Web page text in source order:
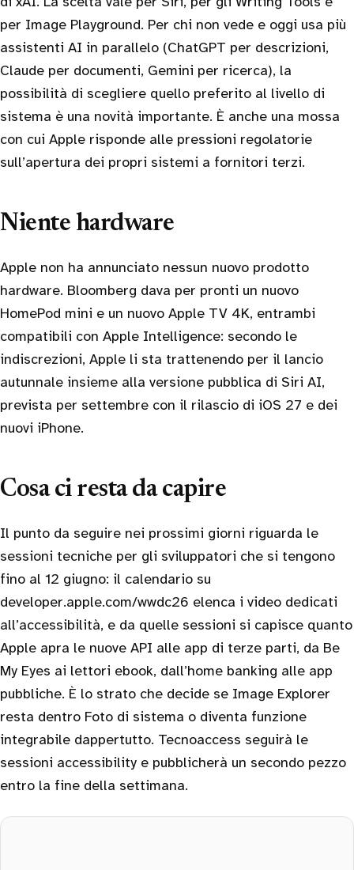
per Image Playground. Per chi non vede e oggi usa più
assistenti AI in parallelo (ChatGPT per descrizioni,
Claude per documenti, Gemini per ricerca), la
possibilità di scegliere quello preferito al livello di
sistema è una novità importante. È anche una mossa
con cui Apple risponde alle pressioni regolatorie
sull’apertura dei propri sistemi a fornitori terzi.
Niente hardware
Apple non ha annunciato nessun nuovo prodotto
hardware. Bloomberg dava per pronti un nuovo
HomePod mini e un nuovo Apple TV 4K, entrambi
compatibili con Apple Intelligence: secondo le
indiscrezioni, Apple li sta trattenendo per il lancio
autunnale insieme alla versione pubblica di Siri AI,
prevista per settembre con il rilascio di iOS 27 e dei
nuovi iPhone.
Cosa ci resta da capire
Il punto da seguire nei prossimi giorni riguarda le
sessioni tecniche per gli sviluppatori che si tengono
fino al 12 giugno: il calendario su
developer.apple.com/wwdc26 elenca i video dedicati
all’accessibilità, e da quelle sessioni si capisce quanto
Apple apra le nuove API alle app di terze parti, da Be
My Eyes ai lettori ebook, dall’home banking alle app
pubbliche. È lo strato che decide se Image Explorer
resta dentro Foto di sistema o diventa funzione
integrabile dappertutto. Tecnoaccess seguirà le
sessioni accessibility e pubblicherà un secondo pezzo
entro la fine della settimana.